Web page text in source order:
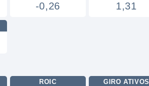
-0,26 1,31
ROIC GIRO ATIVOS